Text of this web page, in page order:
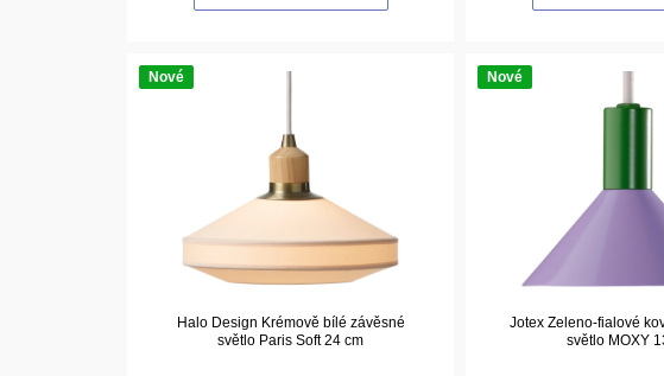
Nové
Halo Design Krémově bílé závěsné
světlo Paris Soft 24 cm
Nové
Jotex Zeleno-fialové
světlo MOXY